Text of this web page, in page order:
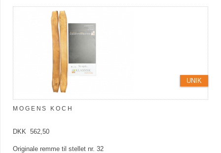
UNIK
MOGENS KOCH
DKK 562,50
Originale remme til stellet nr. 32